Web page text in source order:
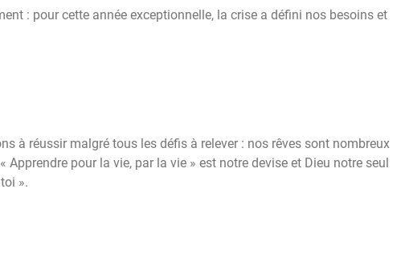
: pour cette année exceptionnelle, la crise a défini nos besoins et
à réussir malgré tous les défis à relever : nos rêves sont nombreux
pour la vie, par la vie » est notre devise et Dieu notre seul
».